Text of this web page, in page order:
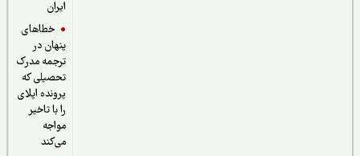
خطاهای
پنهان در
ترجمه مدرک
تحصیلی که
پرونده اپلای
را با تاخیر